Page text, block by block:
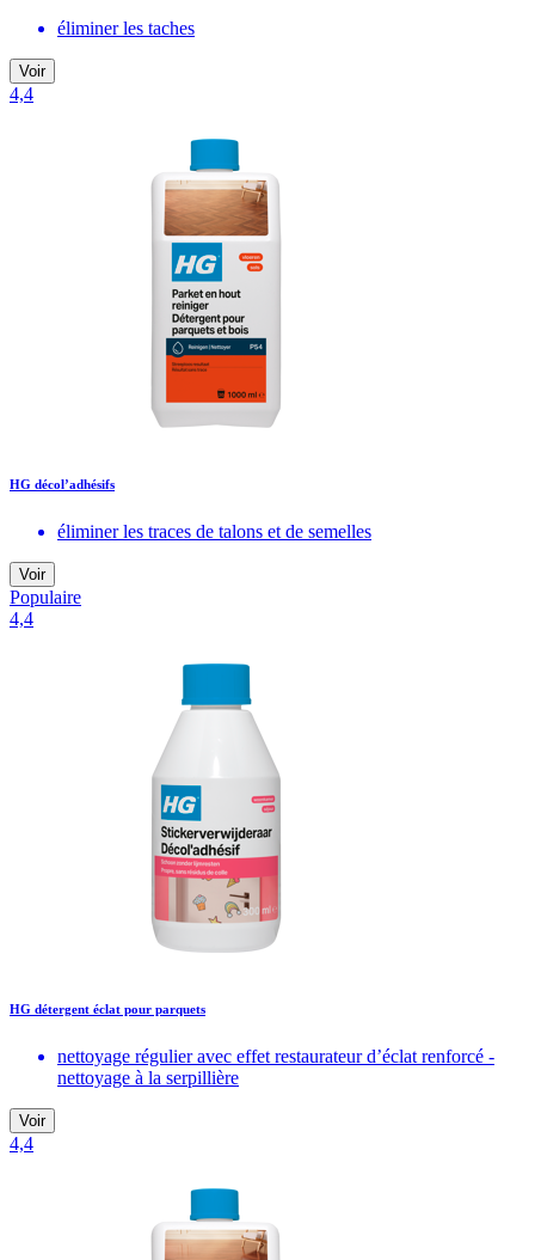
éliminer les taches
Voir
4,4
HG décol’adhésifs
éliminer les traces de talons et de semelles
Voir
Populaire
4,4
HG détergent éclat pour parquets
nettoyage régulier avec effet restaurateur d’éclat renforcé -
nettoyage à la serpillière
Voir
4,4